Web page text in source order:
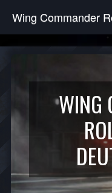
Wing Commander
WING